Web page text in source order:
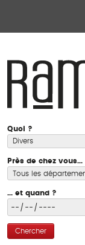
Quoi ?
Près de chez vous...
... et quand ?
Chercher